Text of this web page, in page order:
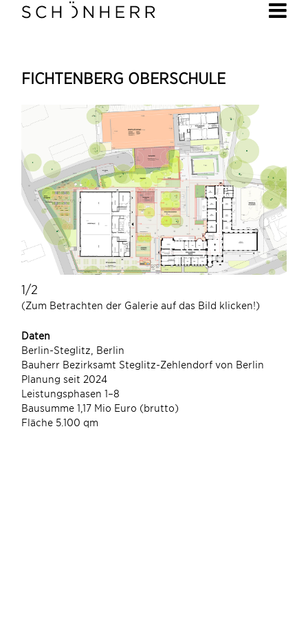
FICHTENBERG OBERSCHULE
1/2
(Zum Betrachten der Galerie auf das Bild klicken!)
Daten
Berlin-Steglitz, Berlin
Bauherr Bezirksamt Steglitz-Zehlendorf von Berlin
Planung seit 2024
Leistungsphasen 1–8
Bausumme 1,17 Mio Euro (brutto)
Fläche 5.100 qm